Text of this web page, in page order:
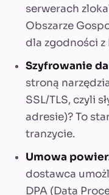
serwerach
Obszarze
dla zgodności z
Szyfrowanie
stroną
SSL/TLS, czyli
adresie)? To
tranzycie.
Umowa
dostawca
DPA (Data